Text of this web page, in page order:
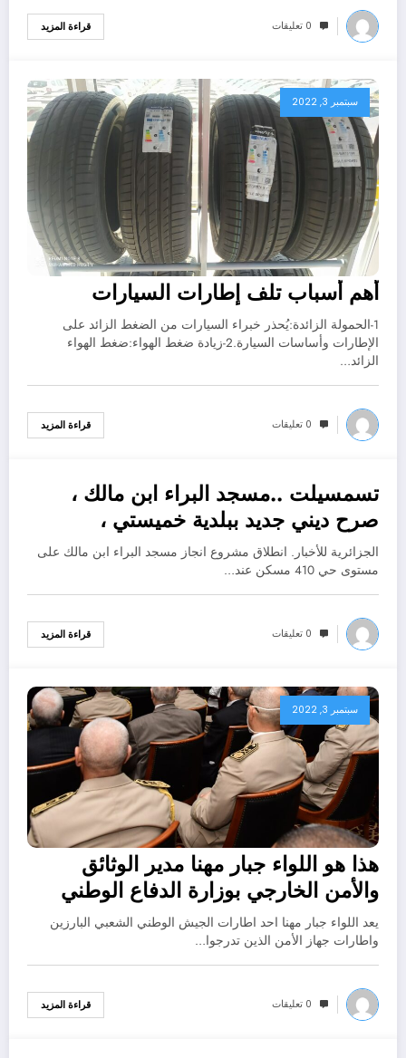
0 تعليقات قراءة المزيد
سبتمبر 3, 2022
أهم أسباب تلف إطارات السيارات
1-الحمولة الزائدة:يُحذر خبراء السيارات من الضغط الزائد على
الإطارات وأساسات السيارة.2-زيادة ضغط الهواء:ضغط الهواء
الزائد…
0 تعليقات قراءة المزيد
سبتمبر 3, 2022
تسمسيلت ..مسجد البراء ابن مالك ،
صرح ديني جديد ببلدية خميستي ،
الجزائرية للأخبار. انطلاق مشروع انجاز مسجد البراء ابن مالك على
مستوى حي 410 مسكن عند…
0 تعليقات قراءة المزيد
سبتمبر 3, 2022
هذا هو اللواء جبار مهنا مدير الوثائق
والأمن الخارجي بوزارة الدفاع الوطني
يعد اللواء جبار مهنا احد اطارات الجيش الوطني الشعبي البارزين
واطارات جهاز الأمن الذين تدرجوا…
0 تعليقات قراءة المزيد